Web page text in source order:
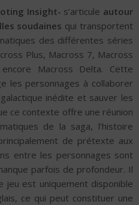
Insight- s’articule autour
soudaines qui transportent
des différentes séries
Plus, Macross 7, Macross
Macross Delta. Cette
les personnages à collaborer
inédite et sauver les
ce contexte offre une réunion
de la saga, l’histoire
de prétexte aux
entre les personnages sont
parfois de profondeur. Il
est uniquement disponible
ce qui peut constituer une